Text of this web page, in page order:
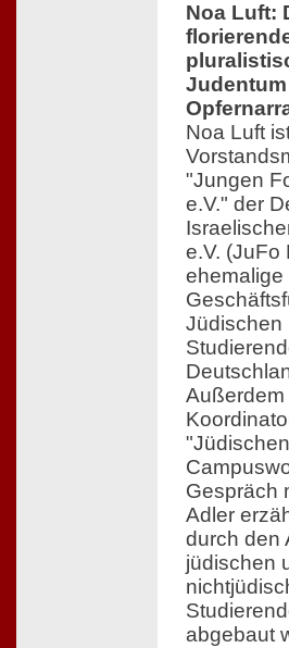
Noa Luft:
Noa Luft
"Jungen
e.V." der
e.V. (JuFo
ehemalige
Jüdischen
Außerdem
"Jüdischen
Gespräch
Adler
durch den
jüdischen
abgebaut